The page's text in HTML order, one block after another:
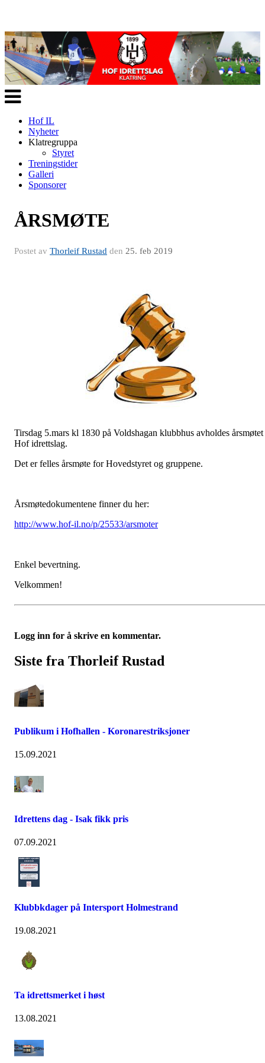
Veksle
navigasjon
Hof IL
Nyheter
Klatregruppa
Styret
Treningstider
Galleri
Sponsorer
ÅRSMØTE
Postet av Thorleif Rustad den 25. feb 2019
Tirsdag 5.mars kl 1830 på Voldshagan klubbhus avholdes
Hof idrettslag.
Det er felles årsmøte for Hovedstyret og gruppene.
Årsmøtedokumentene finner du her:
http://www.hof-il.no/p/25533/arsmoter
Enkel bevertning.
Velkommen!
Logg inn for å skrive en kommentar.
Siste fra Thorleif Rustad
Publikum i Hofhallen - Koronarestriksjoner
15.09.2021
Idrettens dag - Isak fikk pris
07.09.2021
Klubbkdager på Intersport Holmestrand
19.08.2021
Ta idrettsmerket i høst
13.08.2021